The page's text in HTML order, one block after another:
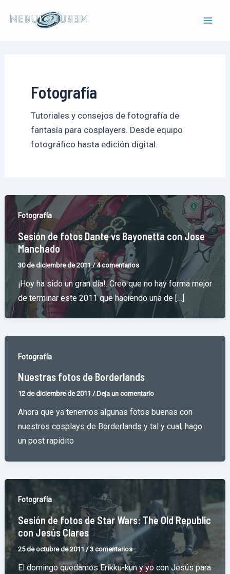
Fotografía
Tutoriales y consejos de fotografía de
fantasía para cosplayers. Desde equipo
fotográfico hasta edición digital.
Fotografía
Sesión de fotos Dante vs Bayonetta con Jose
Manchado
30 de diciembre de 2011/4 comentarios
¡Hoy ha sido un gran día!. Creo que no hay forma mejor
de terminar este 2011 que haciendo una de […]
Fotografía
Nuestras fotos de Borderlands
12 de diciembre de 2011 / Deja un comentario
Ahora que ya tenemos algunas fotos buenas con
nuestros cosplays de Borderlands y tal y cual, hago
un post rapidito
Fotografía
Sesión de fotos de Star Wars: The Old Republic
con Jesús Clares
25 de octubre de 2011/3 comentarios
El domingo quedamos Erikku-kun y yo con Jesús para